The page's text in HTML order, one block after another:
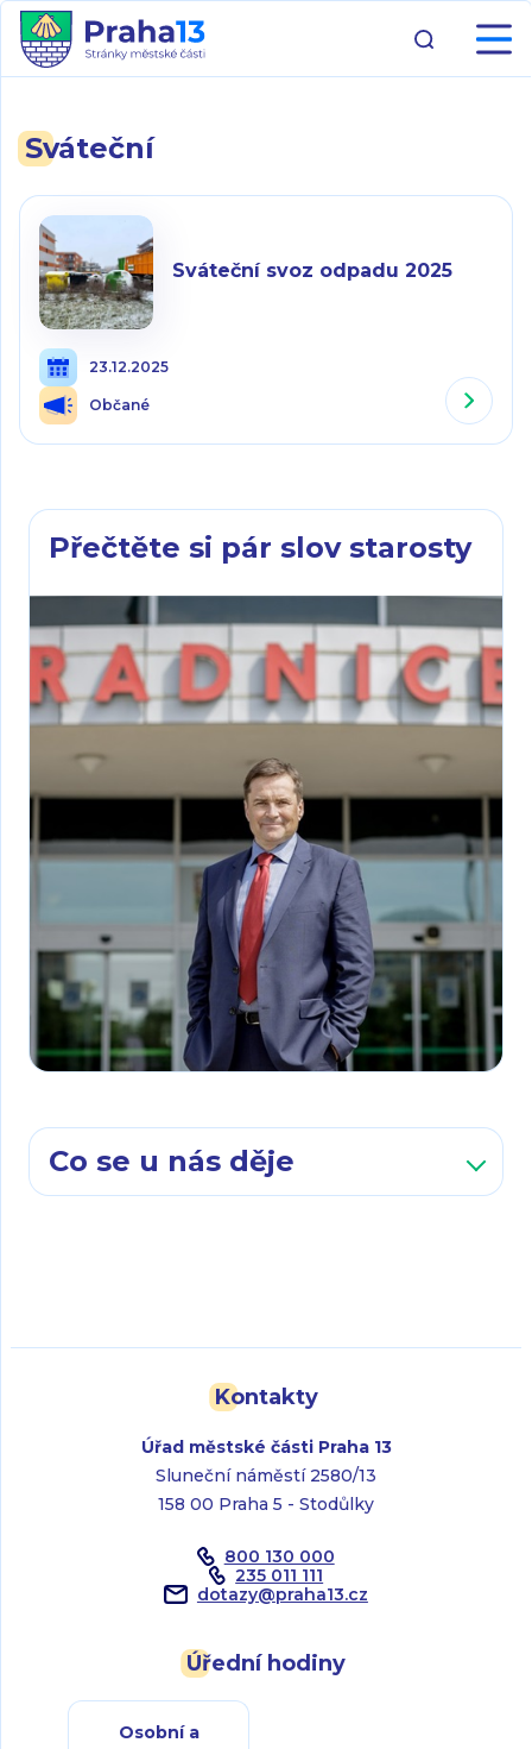
Sváteční
Sváteční svoz odpadu 2025
23.12.2025
Občané
Přečtěte si pár slov starosty
Co se u nás děje
Kontakty
Úřad městské části Praha 13
Sluneční náměstí 2580/13
158 00 Praha 5 - Stodůlky
800 130 000
235 011 111
dotazy@praha13.cz
Úřední hodiny
Osobní a